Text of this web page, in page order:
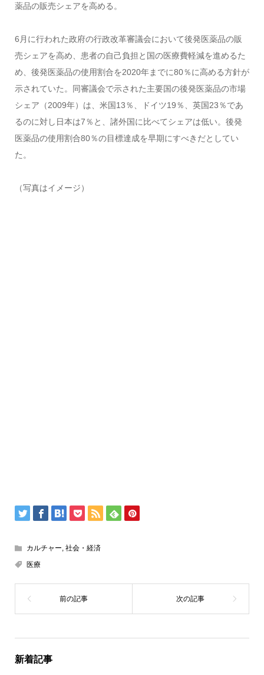
薬品の販売シェアを高める。
6月に行われた政府の行政改革審議会において後発医薬品の販
売シェアを高め、患者の自己負担と国の医療費軽減を進めるた
め、後発医薬品の使用割合を2020年までに80％に高める方針が
示されていた。同審議会で示された主要国の後発医薬品の市場
シェア（2009年）は、米国13％、ドイツ19％、英国23％であ
るのに対し日本は7％と、諸外国に比べてシェアは低い。後発
医薬品の使用割合80％の目標達成を早期にすべきだとしてい
た。
（写真はイメージ）
カルチャー 社会・経済
医療
新着記事